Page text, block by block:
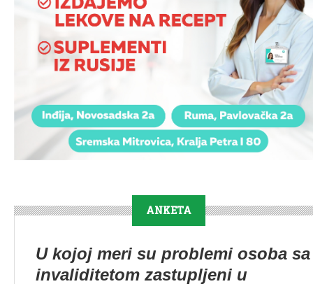
ANKETA
U kojoj meri su problemi osoba sa
invaliditetom zastupljeni u